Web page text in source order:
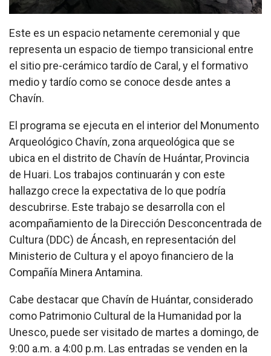
Este es un espacio netamente ceremonial y que
representa un espacio de tiempo transicional entre
el sitio pre-cerámico tardío de Caral, y el formativo
medio y tardío como se conoce desde antes a
Chavín.
El programa se ejecuta en el interior del Monumento
Arqueológico Chavín, zona arqueológica que se
ubica en el distrito de Chavín de Huántar, Provincia
de Huari. Los trabajos continuarán y con este
hallazgo crece la expectativa de lo que podría
descubrirse. Este trabajo se desarrolla con el
acompañamiento de la Dirección Desconcentrada de
Cultura (DDC) de Áncash, en representación del
Ministerio de Cultura y el apoyo financiero de la
Compañía Minera Antamina.
Cabe destacar que Chavín de Huántar, considerado
como Patrimonio Cultural de la Humanidad por la
Unesco, puede ser visitado de martes a domingo, de
9:00 a.m. a 4:00 p.m. Las entradas se venden en la